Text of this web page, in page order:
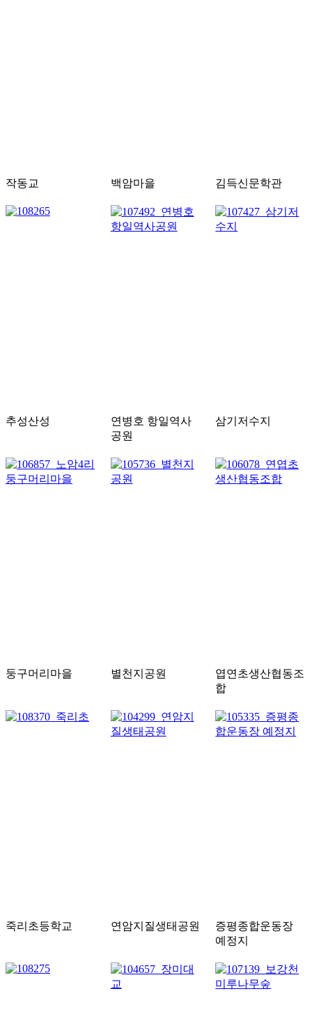
작동교 백암마을 김득신문학관
추성산성
연병호 항일역사
공원
삼기저수지
둥구머리마을 별천지공원
엽연초생산협동조
합
죽리초등학교 연암지질생태공원
증평종합운동장
예정지